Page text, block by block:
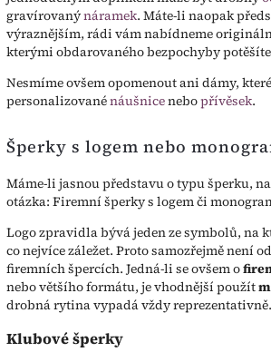
gravírovanýnáramek. Máte-li naopak
výraznějším, rádi vám nabídneme
kterými obdarovaného bezpochyby
Nesmíme ovšem opomenout ani dámy,
personalizovanénáušnicenebopřívěsek.
Šperky s logem nebo
Máme-li jasnou představu o typu šperku,
otázka: Firemní šperky s logem či
Logo zpravidla bývá jeden ze symbolů, na
co nejvíce záležet. Proto samozřejmě není
firemních špercích. Jedná-li se ovšem o
nebo většího formátu, je vhodnější použít
drobná rytina vypadá vždy reprezentativně.
Klubové šperky